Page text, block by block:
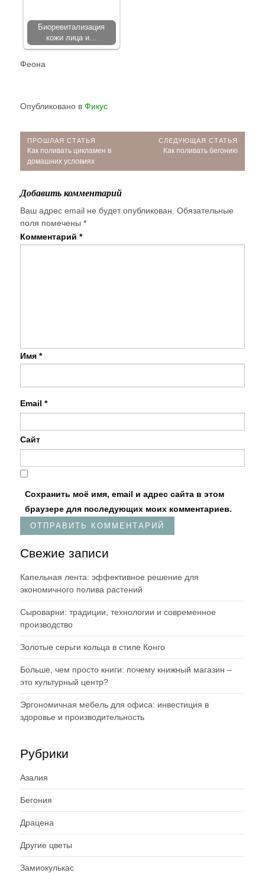
Биоревитализация
кожи лица и…
Феона
Опубликовано в Фикус
Навигация
по
ПРОШЛАЯ СТАТЬЯ
Прошлая
статья:
Как поливать цикламен в
домашних условиях
СЛЕДУЮЩАЯ СТАТЬЯ
Следующая
Как поливать бегонию
Добавить комментарий
Ваш адрес email не будет опубликован. Обязательные
поля помечены *
Комментарий *
Имя *
Email *
Сайт
Сохранить моё имя, email и адрес сайта в этом
браузере для последующих моих комментариев.
Свежие записи
Капельная лента: эффективное решение для
экономичного полива растений
Сыроварни: традиции, технологии и современное
производство
Золотые серьги кольца в стиле Конго
Больше, чем просто книги: почему книжный магазин –
это культурный центр?
Эргономичная мебель для офиса: инвестиция в
здоровье и производительность
Рубрики
Азалия
Бегония
Драцена
Другие цветы
Замиокулькас